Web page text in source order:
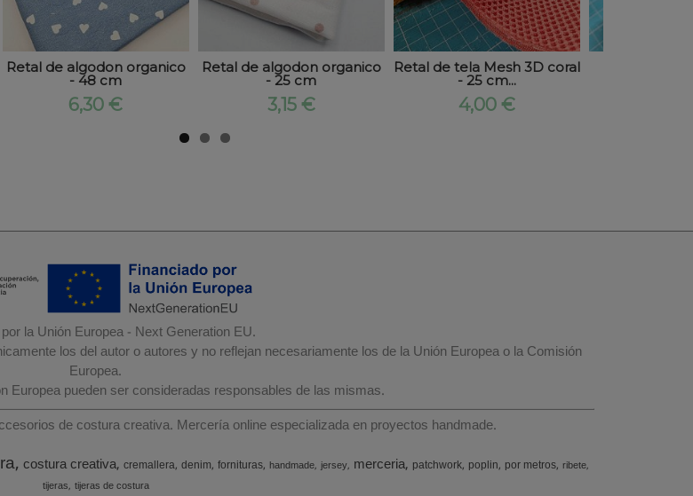
Retal de algodon organico
- 48 cm
6,30 €
Retal de algodon organico
- 25 cm
3,15 €
Retal de tela Mesh 3D coral
- 25 cm...
4,00 €
la Unión Europea - Next Generation EU.
los del autor o autores y no reflejan necesariamente los de la Unión Europea o la Comisión
Europea.
Europea pueden ser consideradas responsables de las mismas.
de costura creativa. Mercería online especializada en proyectos handmade.
costura creativa cremallera denim fornituras handmade jersey merceria patchwork poplin por metros ribete
tijeras tijeras de costura